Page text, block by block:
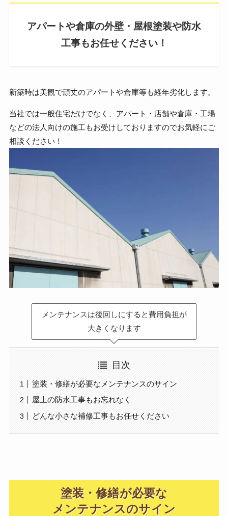
アパートや倉庫の外壁・屋根塗装や防水
工事もお任せください！
新築時は美観で頑丈のアパートや倉庫等も経年劣化します。
当社では一般住宅だけでなく、アパート・店舗や倉庫・工場
などの法人向けの施工もお受けしておりますのでお気軽にご
相談ください！
メンテナンスは後回しにすると費用負担が
大きくなります
目次
塗装・修繕が必要なメンテナンスのサイン
屋上の防水工事もお忘れなく
どんな小さな補修工事もお任せください
塗装・修繕が必要な
メンテナンスのサイン